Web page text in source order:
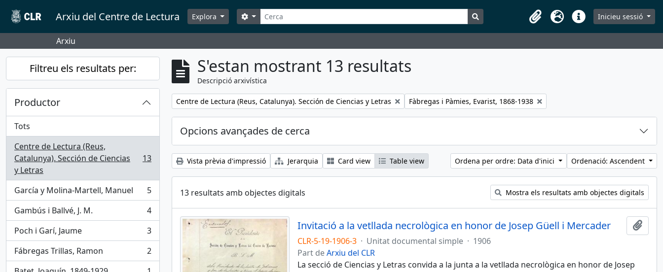
Skip to main content
Arxiu del Centre de Lectura Explora Cerca
Search options Search in browse page
Portaretalls
IdiomaDreceresInicieu sessió
Arxiu
Filtreu els resultats per:
Productor
Tots
Centre de Lectura (Reus,
Catalunya). Sección de Ciencias
y Letras
, 13 results 13
García y Molina-Martell, Manuel
, 5 results
5
Gambús i Ballvé, J. M.
, 4 results
4
Poch i Garí, Jaume
, 3 results
3
Fábregas Trillas, Ramon
, 2 results
2
S'estan mostrant 13 resultats
Descripció arxivística
Remove filter:
Centre de Lectura (Reus, Catalunya). Sección de Ciencias y Letras Remove filter:
Fàbregas i Pàmies, Evarist, 1868-1938
Opcions avançades de cerca
Vista prèvia d'impressió Jerarquia Card view Table view Ordena per ordre: Data d'inici Ordenació: Ascendent
13 resultats amb objectes digitals Mostra els resultats amb objectes digitals
Invitació a la vetllada necrològica en honor de Josep Güell i Mercader
CLR-5-19-1906-3 · Unitat documental simple · 1906
Part deArxiu del CLR
La secció de Ciencias y Letras convida a la junta a la vetllada necrològica en honor de Josep